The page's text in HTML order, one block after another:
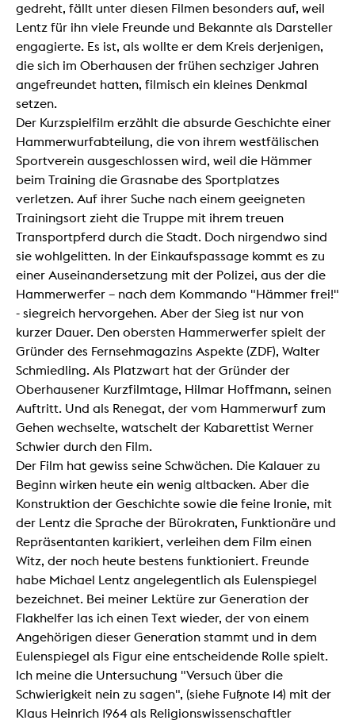
gedreht, fällt unter diesen Filmen besonders auf, weil
Lentz für ihn viele Freunde und Bekannte als Darsteller
engagierte. Es ist, als wollte er dem Kreis derjenigen,
die sich im Oberhausen der frühen sechziger Jahren
angefreundet hatten, filmisch ein kleines Denkmal
setzen.
Der Kurzspielfilm erzählt die absurde Geschichte einer
Hammerwurfabteilung, die von ihrem westfälischen
Sportverein ausgeschlossen wird, weil die Hämmer
beim Training die Grasnabe des Sportplatzes
verletzen. Auf ihrer Suche nach einem geeigneten
Trainingsort zieht die Truppe mit ihrem treuen
Transportpferd durch die Stadt. Doch nirgendwo sind
sie wohlgelitten. In der Einkaufspassage kommt es zu
einer Auseinandersetzung mit der Polizei, aus der die
Hammerwerfer – nach dem Kommando "Hämmer frei!"
- siegreich hervorgehen. Aber der Sieg ist nur von
kurzer Dauer. Den obersten Hammerwerfer spielt der
Gründer des Fernsehmagazins Aspekte (ZDF), Walter
Schmiedling. Als Platzwart hat der Gründer der
Oberhausener Kurzfilmtage, Hilmar Hoffmann, seinen
Auftritt. Und als Renegat, der vom Hammerwurf zum
Gehen wechselte, watschelt der Kabarettist Werner
Schwier durch den Film.
Der Film hat gewiss seine Schwächen. Die Kalauer zu
Beginn wirken heute ein wenig altbacken. Aber die
Konstruktion der Geschichte sowie die feine Ironie, mit
der Lentz die Sprache der Bürokraten, Funktionäre und
Repräsentanten karikiert, verleihen dem Film einen
Witz, der noch heute bestens funktioniert. Freunde
habe Michael Lentz angelegentlich als Eulenspiegel
bezeichnet. Bei meiner Lektüre zur Generation der
Flakhelfer las ich einen Text wieder, der von einem
Angehörigen dieser Generation stammt und in dem
Eulenspiegel als Figur eine entscheidende Rolle spielt.
Ich meine die Untersuchung "Versuch über die
Schwierigkeit nein zu sagen", (siehe Fußnote 14) mit der
Klaus Heinrich 1964 als Religionswissenschaftler